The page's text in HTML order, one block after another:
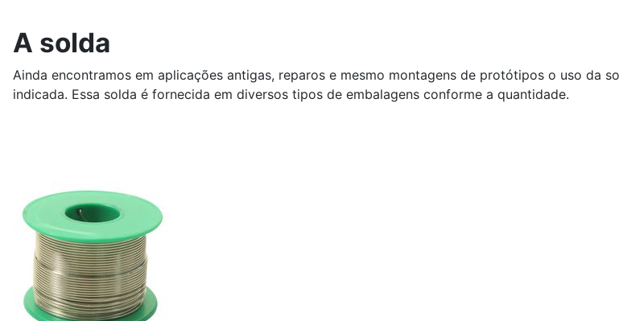
A solda
Ainda encontramos em aplicações antigas, reparos e mesmo montagens de protótipos o uso da
indicada. Essa solda é fornecida em diversos tipos de embalagens conforme a quantidade.